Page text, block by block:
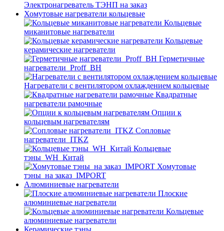
Электронагреватель ТЭНП на заказ
Хомутовые нагреватели кольцевые
Кольцевые
миканитовые нагреватели
Кольцевые
керамические нагреватели
Герметичные
нагреватели_Proff_BH
Нагреватели с вентилятором охлаждением кольцевые
Квадратные
нагреватели рамочные
Опции к
кольцевым нагревателям
Cопловые
нагреватели_ITKZ
Кольцевые
тэны_WH_Китай
Хомутовые
тэны_на заказ_IMPORT
Алюминиевые нагреватели
Плоские
алюминиевые нагреватели
Кольцевые
алюминиевые нагреватели
Керамические тэны